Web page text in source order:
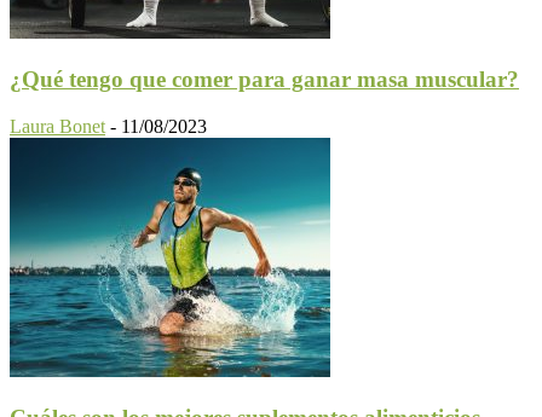
¿Qué tengo que comer para ganar masa muscular?
Laura Bonet - 11/08/2023